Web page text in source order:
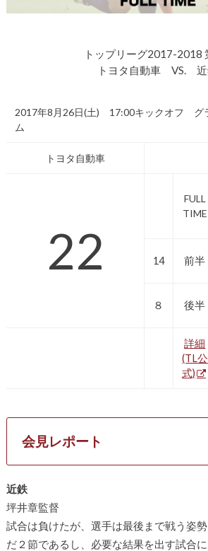
トップリーグ2017-2018
トヨタ自動車 VS. 近
2017年8月26日(土) 17:00キックオフ グ
ム
トヨタ自動車
22
FULL
TIME
14 前半
８ 後半
詳細
(TL公
式)
会見レポート
近鉄
坪井章監督
試合は負けたが、選手は最後まで戦う姿
だ２節であるし、必要な結果を出す試合